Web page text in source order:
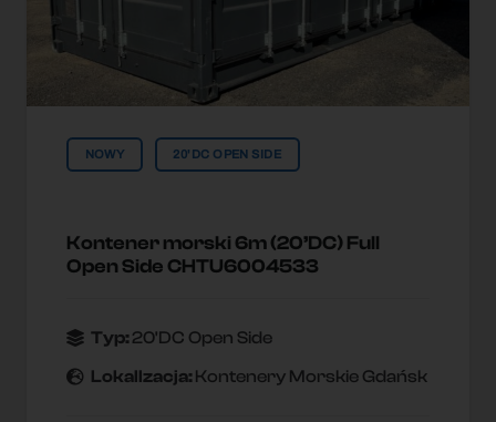
NOWY 20'DC OPEN SIDE
Kontener morski 6m (20’DC) Full
Open Side CHTU6004533
Typ: 20'DC Open Side
Lokallzacja: Kontenery Morskie Gdańsk